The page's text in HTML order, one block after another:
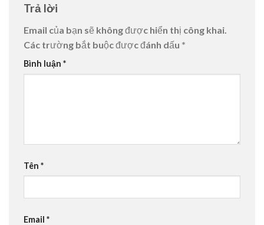
Trả lời
Email của bạn sẽ không được hiển thị công khai.
Các trường bắt buộc được đánh dấu *
Bình luận *
Tên *
Email *